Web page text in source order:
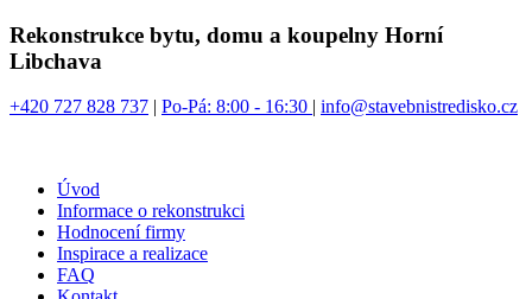
Přejít
k
obsahu
Rekonstrukce bytu, domu a koupelny Horní
Libchava
+420 727 828 737 | Po-Pá: 8:00 - 16:30 | info@stavebnistredisko.cz
Úvod
Informace o rekonstrukci
Hodnocení firmy
Inspirace a realizace
FAQ